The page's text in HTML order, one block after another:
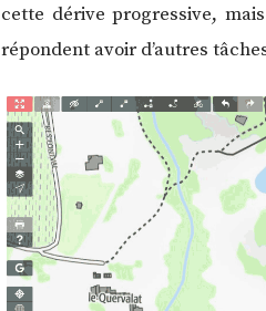
cette dérive progressive,
répondent avoir d’autres